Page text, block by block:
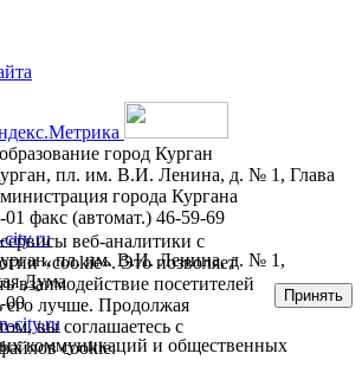
город Курган
пл. им. В.И. Ленина, д. № 1, Глава
города Кургана
факс (автомат.) 46-59-69
city.ru
пл. им. В.И. Ленина, д. № 1,
Дума
00
city.ru
коммуникаций и общественных
веб-аналитики с
«cookie». Это позволяет
взаимодействие посетителей
его лучше. Продолжая
вы соглашаетесь с
cookie.
Принять